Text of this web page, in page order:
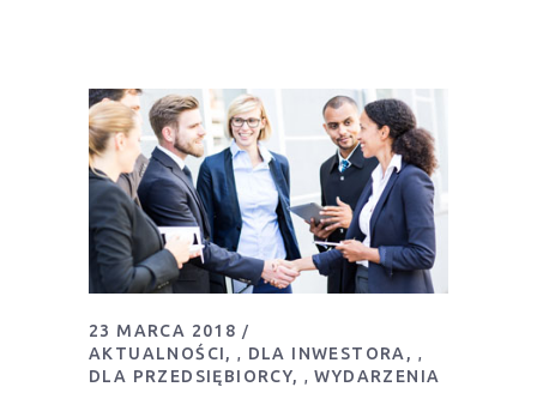
23 MARCA 2018
AKTUALNOŚCI
, DLA INWESTORA ,
DLA PRZEDSIĘBIORCY ,WYDARZENIA